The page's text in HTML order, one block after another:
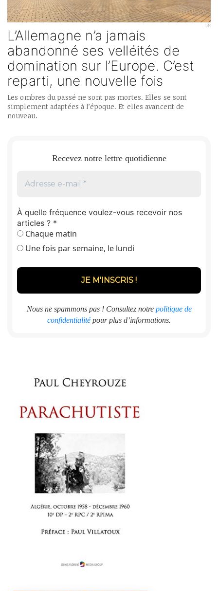
DR
L’Allemagne n’a jamais
abandonné ses velléités de
domination sur l’Europe. C’est
reparti, une nouvelle fois
Les ombres du passé ne sont pas mortes. Elles se sont
simplement adaptées à l’époque. Et elles avancent de
nouveau.
Recevez notre lettre quotidienne
À quelle fréquence voulez-vous recevoir nos
articles ? *
Chaque matin
Une fois par semaine, le lundi
Nous ne spammons pas ! Consultez notre politique de
confidentialitépour plus d’informations.